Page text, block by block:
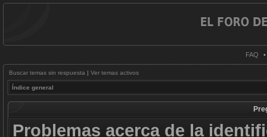
FAQ •
Buscar temas sin respuesta | Ver temas activos
Índice general
Problemas acerca de la